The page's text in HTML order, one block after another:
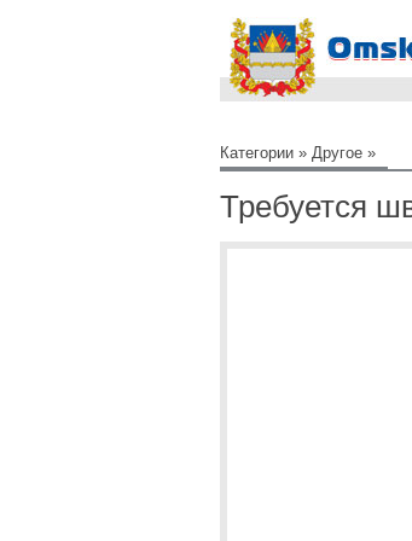
Категории » Другое »
Требуется